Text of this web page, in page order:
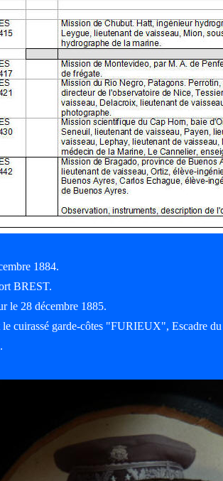
1884.
BREST.
le 28 décembre 1885.
cuirassé garde-côtes "FURIEUX", Escadre